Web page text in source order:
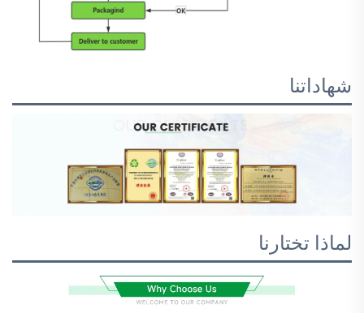
شهاداتنا
لماذا تختارنا